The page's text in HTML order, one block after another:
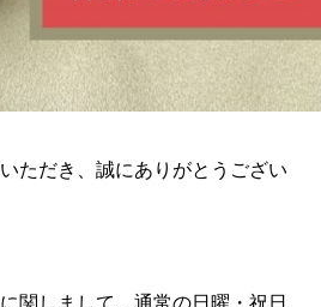
ただき、誠にありがとうござい